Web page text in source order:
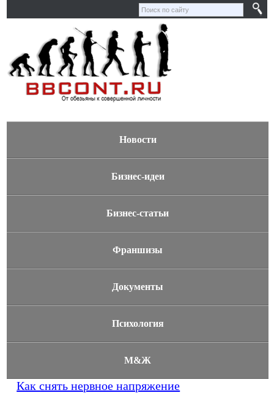
Новости
Бизнес-идеи
Бизнес-статьи
Франшизы
Документы
Психология
М&Ж
Как снять нервное напряжение